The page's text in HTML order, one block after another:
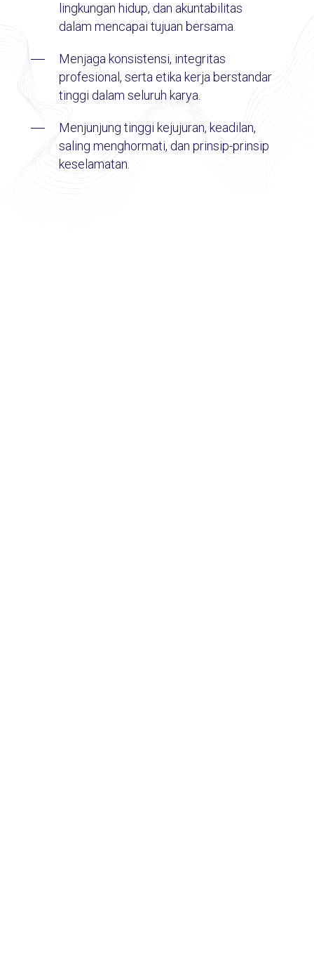
lingkungan hidup, dan akuntabilitas
dalam mencapai tujuan bersama.
Menjaga konsistensi, integritas
profesional, serta etika kerja berstandar
tinggi dalam seluruh karya.
Menjunjung tinggi kejujuran, keadilan,
saling menghormati, dan prinsip-prinsip
keselamatan.